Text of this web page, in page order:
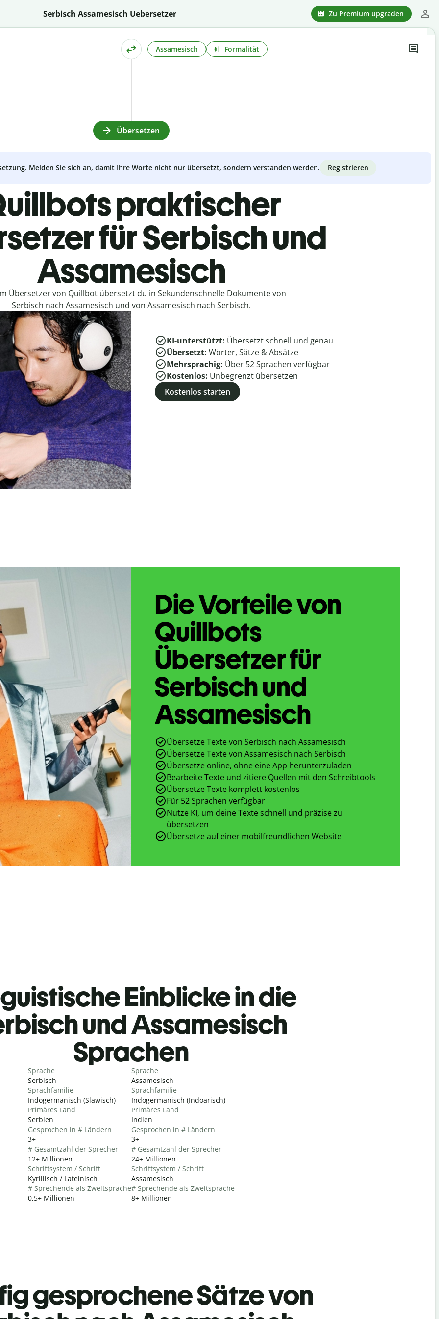
Serbisch Assamesisch Uebersetzer Zu Premium upgraden
Assamesisch Formalität
Übersetzen
Melden Sie sich an, damit Ihre Worte nicht nur übersetzt, sondern verstanden werden. Registrieren
praktischer
für Serbisch und
Assamesisch
Übersetzer von Quillbot übersetzt du in Sekundenschnelle Dokumente von
Serbisch nach Assamesisch und von Assamesisch nach Serbisch.
KI-unterstützt: Übersetzt schnell und genau
Übersetzt: Wörter, Sätze & Absätze
Mehrsprachig: Über 52Sprachen verfügbar
Kostenlos: Unbegrenzt übersetzen
Kostenlos starten
Die Vorteile von
Quillbots
Übersetzer für
Serbisch und
Assamesisch
Übersetze Texte von Serbisch nach Assamesisch
Übersetze Texte von Assamesisch nach Serbisch
Übersetze online, ohne eine App herunterzuladen
Bearbeite Texte und zitiere Quellen mit den Schreibtools
Übersetze Texte komplett kostenlos
Für 52 Sprachen verfügbar
Nutze KI, um deine Texte schnell und präzise zu
übersetzen
Übersetze auf einer mobilfreundlichen Website
Einblicke in die
und Assamesisch
Sprachen
Sprache
Serbisch
Sprachfamilie
Indogermanisch (Slawisch)
Primäres Land
Serbien
Gesprochen in # Ländern
3+
# Gesamtzahl der Sprecher
12+ Millionen
Schriftsystem / Schrift
Kyrillisch / Lateinisch
# Sprechende als Zweitsprache
0,5+ Millionen
Sprache
Assamesisch
Sprachfamilie
Indogermanisch (Indoarisch)
Primäres Land
Indien
Gesprochen in # Ländern
3+
# Gesamtzahl der Sprecher
24+ Millionen
Schriftsystem / Schrift
Assamesisch
# Sprechende als Zweitsprache
8+ Millionen
gesprochene Sätze von